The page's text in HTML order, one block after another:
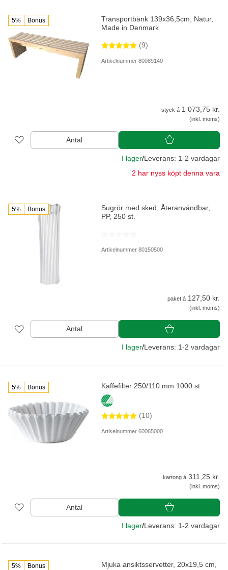
5% Bonus
Transportbänk 139x36,5cm, Natur,
Made in Denmark
(9)
Artikelnummer 80089140
styck á 1 073,75 kr.
(inkl. moms)
Antal
I lager/Leverans: 1-2 vardagar
2 har nyss köpt denna vara
5% Bonus
Sugrör med sked, Återanvändbar,
PP, 250 st.
Artikelnummer 80150500
paket á 127,50 kr.
(inkl. moms)
Antal
I lager/Leverans: 1-2 vardagar
5% Bonus Kaffefilter 250/110 mm 1000 st
(10)
Artikelnummer 60065000
kartong á 311,25 kr.
(inkl. moms)
Antal
I lager/Leverans: 1-2 vardagar
5% Bonus
Mjuka ansiktsservetter, 20x19,5 cm,